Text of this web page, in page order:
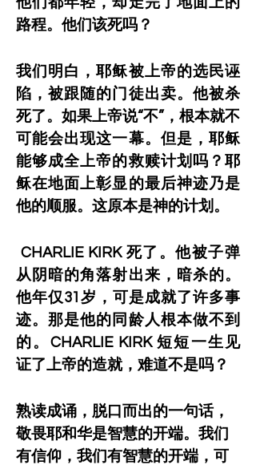
路程。他们该死吗？
我们明白，耶稣被上帝的选民诬
陷，被跟随的门徒出卖。他被杀
死了。如果上帝说“不”，根本就不
可能会出现这一幕。但是，耶稣
能够成全上帝的救赎计划吗？耶
稣在地面上彰显的最后神迹乃是
他的顺服。这原本是神的计划。
CHARLIE KIRK 死了。他被子弹
从阴暗的角落射出来，暗杀的。
他年仅31岁，可是成就了许多事
迹。那是他的同龄人根本做不到
的。CHARLIE KIRK 短短一生见
证了上帝的造就，难道不是吗？
熟读成诵，脱口而出的一句话，
敬畏耶和华是智慧的开端。我们
有信仰，我们有智慧的开端，可